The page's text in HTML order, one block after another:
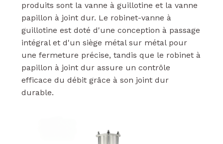
produits sont la vanne à guillotine et la vanne
papillon à joint dur. Le robinet-vanne à
guillotine est doté d'une conception à passage
intégral et d'un siège métal sur métal pour
une fermeture précise, tandis que le robinet à
papillon à joint dur assure un contrôle
efficace du débit grâce à son joint dur
durable.